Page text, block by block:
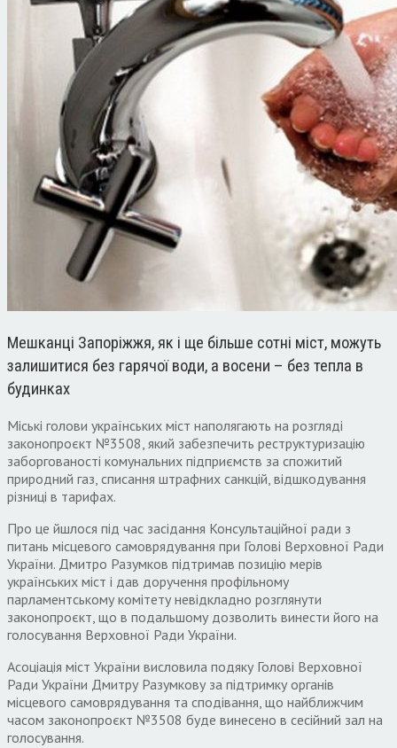
Мешканці Запоріжжя, як і ще більше сотні міст, можуть
залишитися без гарячої води, а восени – без тепла в
будинках
Міські голови українських міст наполягають на розгляді
законопроєкт №3508, який забезпечить реструктуризацію
заборгованості комунальних підприємств за спожитий
природний газ, списання штрафних санкцій, відшкодування
різниці в тарифах.
Про це йшлося під час засідання Консультаційної ради з
питань місцевого самоврядування при Голові Верховної Ради
України. Дмитро Разумков підтримав позицію мерів
українських міст і дав доручення профільному
парламентському комітету невідкладно розглянути
законопроєкт, що в подальшому дозволить винести його на
голосування Верховної Ради України.
Асоціація міст України висловила подяку Голові Верховної
Ради України Дмитру Разумкову за підтримку органів
місцевого самоврядування та сподівання, що найближчим
часом законопроєкт №3508 буде винесено в сесійний зал на
голосування.